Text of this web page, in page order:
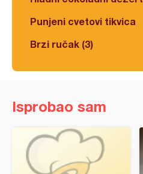
Punjeni cvetovi tikvica
Brzi ručak (3)
Isprobao sam